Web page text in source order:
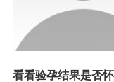
看看验孕结果是否